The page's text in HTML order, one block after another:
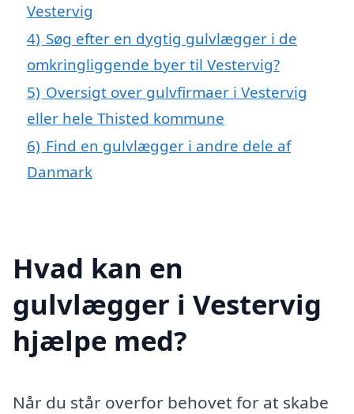
Vestervig
4) Søg efter en dygtig gulvlægger i de
omkringliggende byer til Vestervig?
5) Oversigt over gulvfirmaer i Vestervig
eller hele Thisted kommune
6) Find en gulvlægger i andre dele af
Danmark
Hvad kan en
gulvlægger i Vestervig
hjælpe med?
Når du står overfor behovet for at skabe